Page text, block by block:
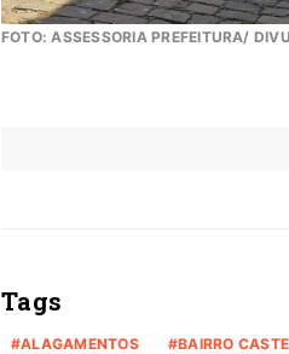
FOTO: ASSESSORIA PREFEITURA/
Tags
ALAGAMENTOS BAIRRO